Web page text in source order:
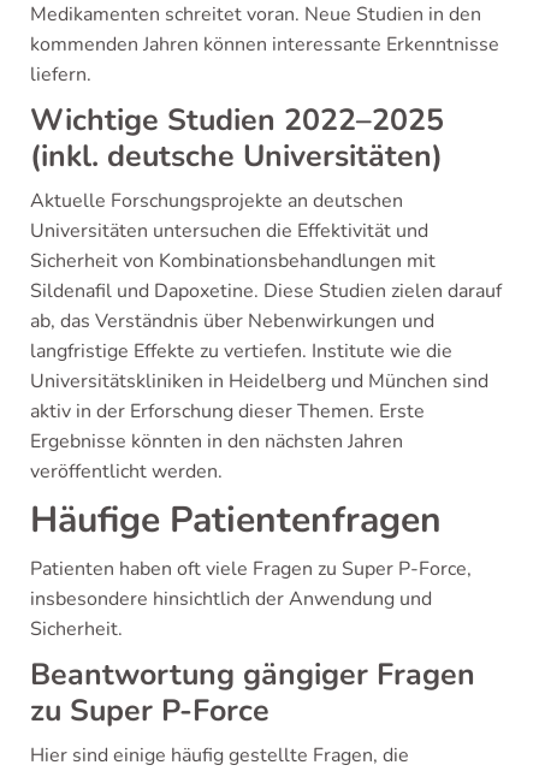
Medikamenten schreitet voran. Neue Studien in den
kommenden Jahren können interessante Erkenntnisse
liefern.
Wichtige Studien 2022–2025
(inkl. deutsche Universitäten)
Aktuelle Forschungsprojekte an deutschen
Universitäten untersuchen die Effektivität und
Sicherheit von Kombinationsbehandlungen mit
Sildenafil und Dapoxetine. Diese Studien zielen darauf
ab, das Verständnis über Nebenwirkungen und
langfristige Effekte zu vertiefen. Institute wie die
Universitätskliniken in Heidelberg und München sind
aktiv in der Erforschung dieser Themen. Erste
Ergebnisse könnten in den nächsten Jahren
veröffentlicht werden.
Häufige Patientenfragen
Patienten haben oft viele Fragen zu Super P-Force,
insbesondere hinsichtlich der Anwendung und
Sicherheit.
Beantwortung gängiger Fragen
zu Super P-Force
Hier sind einige häufig gestellte Fragen, die